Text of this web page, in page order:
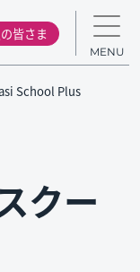
皆さま
MENU
School Plus
クー